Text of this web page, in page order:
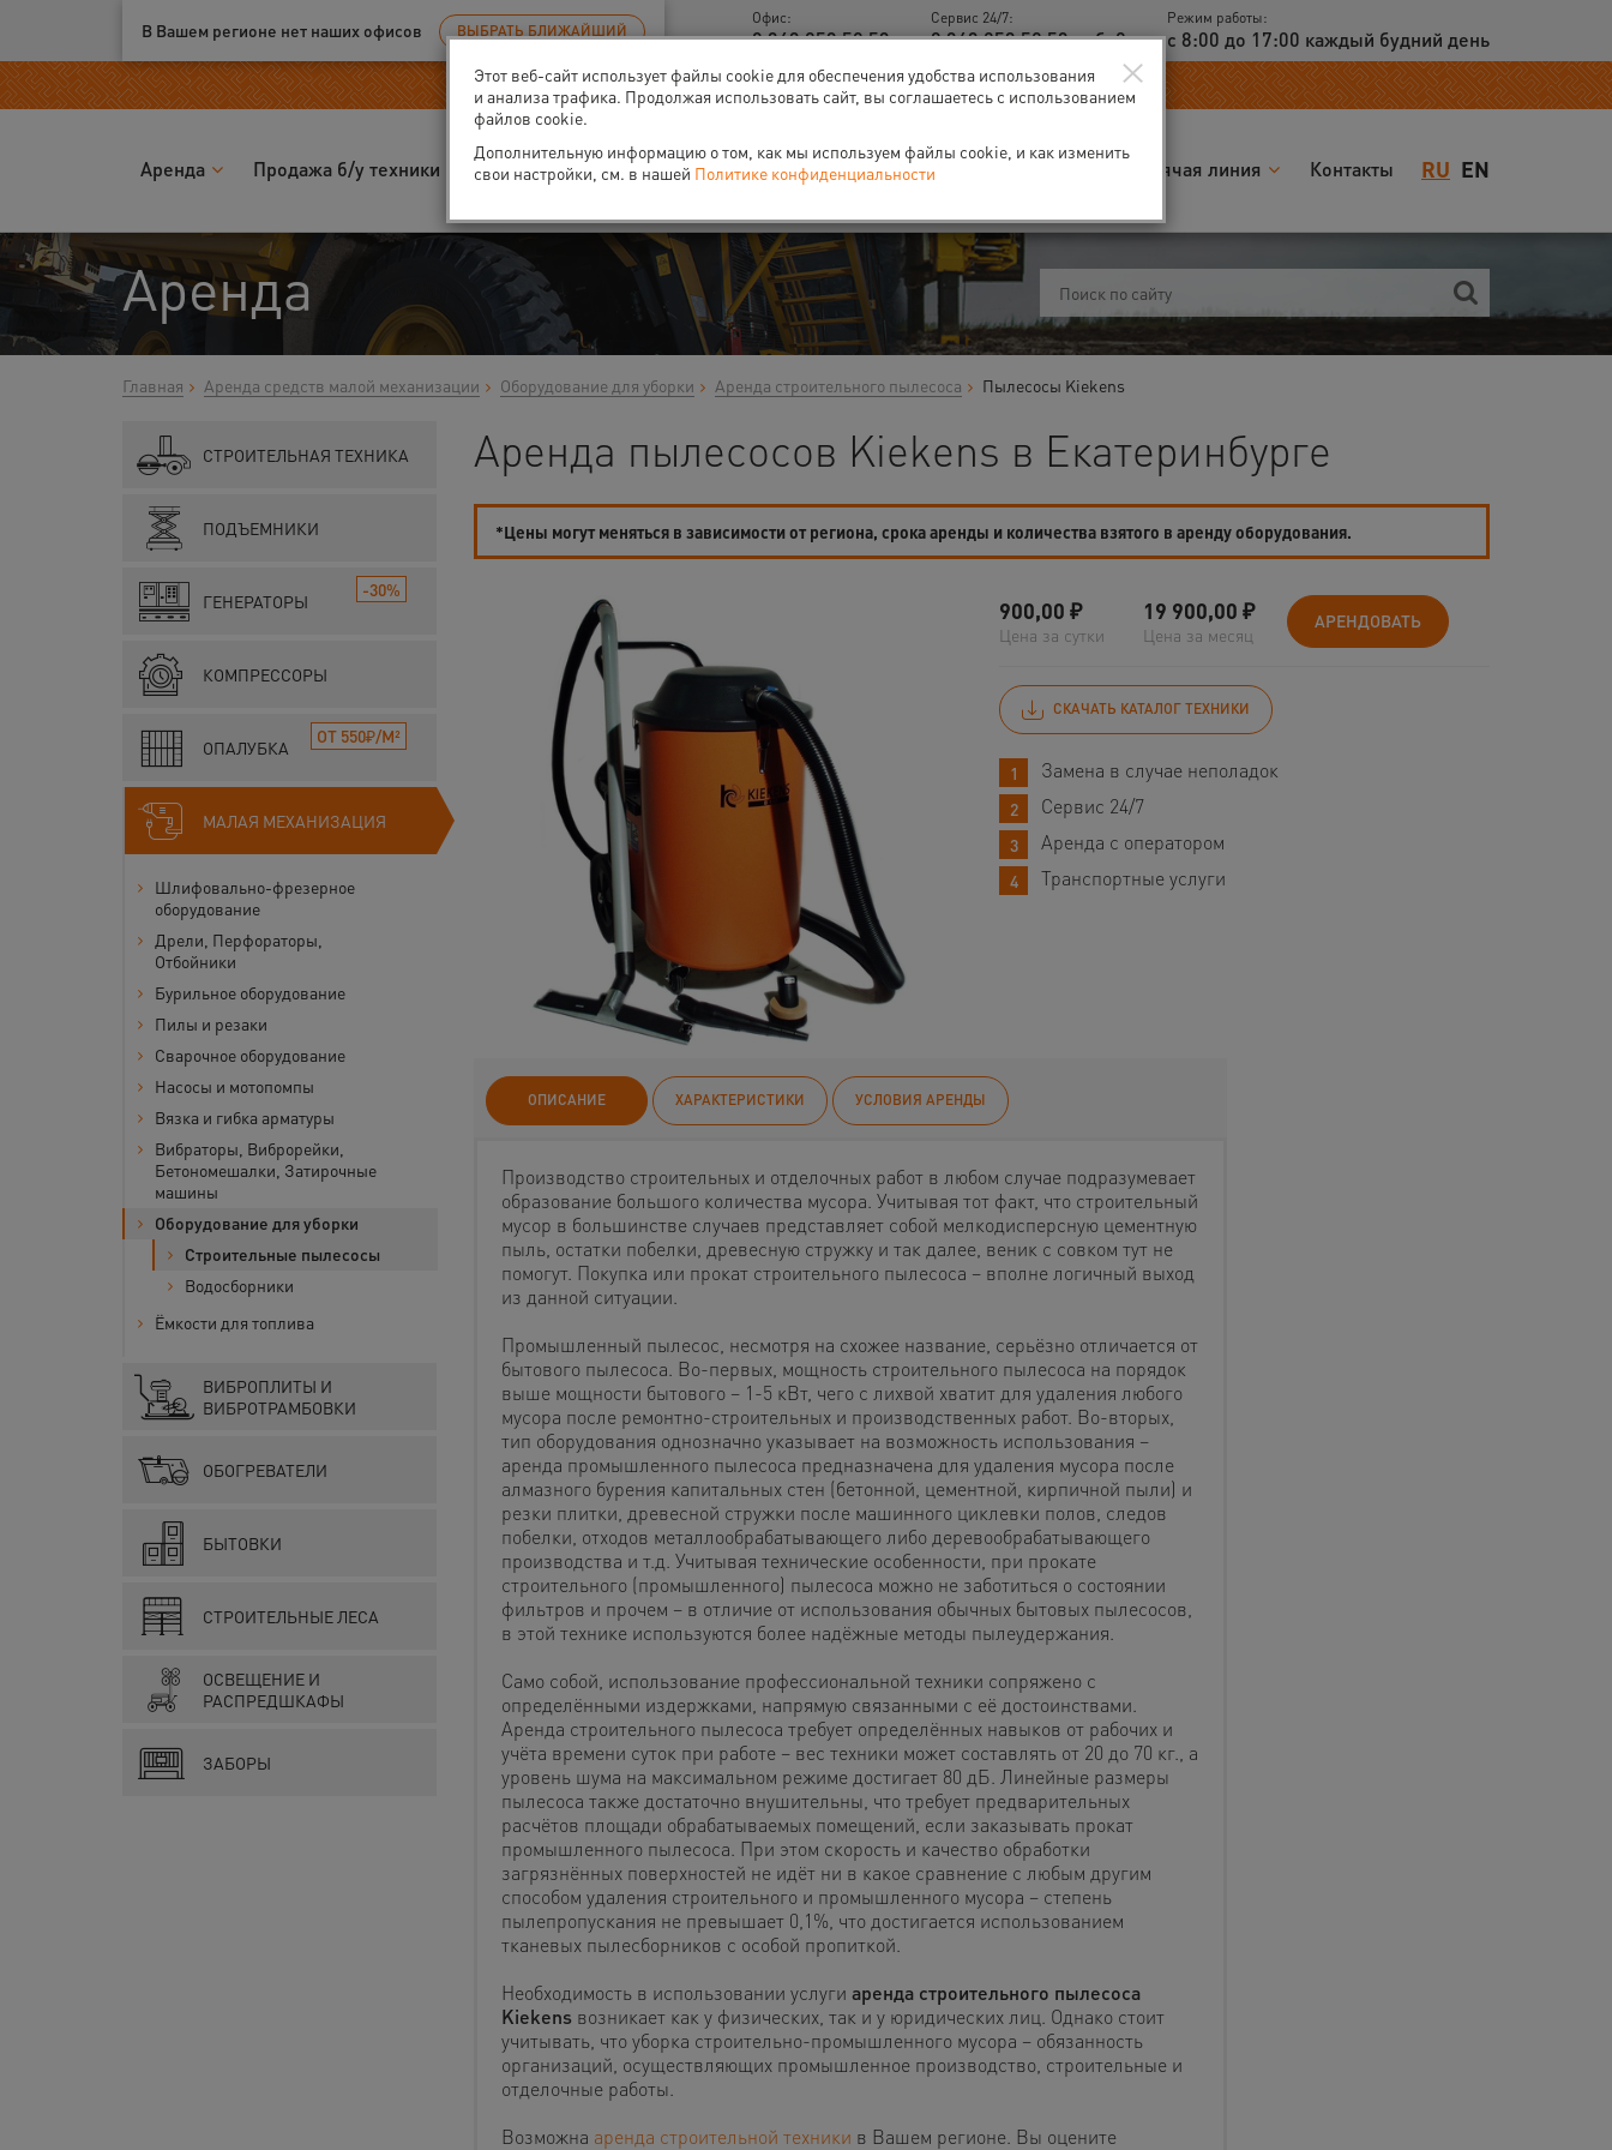
Ваш город:Екатеринбург
В Вашем регионе нет наших офисов ВЫБРАТЬ БЛИЖАЙШИЙ
Офис:
8 343 253 52 53
Сервис 24/7:
8 343 253 52 53 доб. 2
Режим работы:
с 8:00 до 17:00 каждый будний день
RU EN
Аренда Продажа б/у техники Запчасти О нас События Горячая линия Контакты
Аренда
Главная Аренда средств малой механизации Оборудование для уборки Аренда строительного пылесоса Пылесосы Kiekens
СТРОИТЕЛЬНАЯ ТЕХНИКА
ПОДЪЕМНИКИ
ГЕНЕРАТОРЫ
-30%
КОМПРЕССОРЫ
ОПАЛУБКА
ОТ 550₽/М²
МАЛАЯ МЕХАНИЗАЦИЯ
Шлифовально-фрезерное
оборудование
Дрели, Перфораторы,
Отбойники
Бурильное оборудование
Пилы и резаки
Сварочное оборудование
Насосы и мотопомпы
Вязка и гибка арматуры
Вибраторы, Виброрейки,
Бетономешалки, Затирочные
машины
Оборудование для уборки
Строительные пылесосы
Водосборники
Ёмкости для топлива
ВИБРОПЛИТЫ И
ВИБРОТРАМБОВКИ
ОБОГРЕВАТЕЛИ
БЫТОВКИ
СТРОИТЕЛЬНЫЕ ЛЕСА
ОСВЕЩЕНИЕ И
РАСПРЕДШКАФЫ
ЗАБОРЫ
Аренда пылесосов Kiekens в Екатеринбурге
*Цены могут меняться в зависимости от региона, срока аренды и количества взятого в аренду оборудования.
900,00 ₽
Цена за сутки
19 900,00 ₽
Цена за месяц
АРЕНДОВАТЬ
СКАЧАТЬ КАТАЛОГ ТЕХНИКИ
Замена в случае неполадок
Сервис 24/7
Аренда с оператором
Транспортные услуги
ОПИСАНИЕ ХАРАКТЕРИСТИКИ УСЛОВИЯ АРЕНДЫ
Производство строительных и отделочных работ в любом случае подразумевает
образование большого количества мусора. Учитывая тот факт, что строительный
мусор в большинстве случаев представляет собой мелкодисперсную цементную
пыль, остатки побелки, древесную стружку и так далее, веник с совком тут не
помогут. Покупка или прокат строительного пылесоса – вполне логичный выход
из данной ситуации.
Промышленный пылесос, несмотря на схожее название, серьёзно отличается от
бытового пылесоса. Во-первых, мощность строительного пылесоса на порядок
выше мощности бытового – 1-5 кВт, чего с лихвой хватит для удаления любого
мусора после ремонтно-строительных и производственных работ. Во-вторых,
тип оборудования однозначно указывает на возможность использования –
аренда промышленного пылесоса предназначена для удаления мусора после
алмазного бурения капитальных стен (бетонной, цементной, кирпичной пыли) и
резки плитки, древесной стружки после машинного циклевки полов, следов
побелки, отходов металлообрабатывающего либо деревообрабатывающего
производства и т.д. Учитывая технические особенности, при прокате
строительного (промышленного) пылесоса можно не заботиться о состоянии
фильтров и прочем – в отличие от использования обычных бытовых пылесосов,
в этой технике используются более надёжные методы пылеудержания.
Само собой, использование профессиональной техники сопряжено с
определёнными издержками, напрямую связанными с её достоинствами.
Аренда строительного пылесоса требует определённых навыков от рабочих и
учёта времени суток при работе – вес техники может составлять от 20 до 70 кг., а
уровень шума на максимальном режиме достигает 80 дБ. Линейные размеры
пылесоса также достаточно внушительны, что требует предварительных
расчётов площади обрабатываемых помещений, если заказывать прокат
промышленного пылесоса. При этом скорость и качество обработки
загрязнённых поверхностей не идёт ни в какое сравнение с любым другим
способом удаления строительного и промышленного мусора – степень
пылепропускания не превышает 0,1%, что достигается использованием
тканевых пылесборников с особой пропиткой.
Необходимость в использовании услуги аренда строительного пылесоса
Kiekensвозникает как у физических, так и у юридических лиц. Однако стоит
учитывать, что уборка строительно-промышленного мусора – обязанность
организаций, осуществляющих промышленное производство, строительные и
отделочные работы.
Возможна аренда строительной техники в Вашем регионе. Вы оцените
×
Этот веб-сайт использует файлы cookie для обеспечения удобства использования
и анализа трафика. Продолжая использовать сайт, вы соглашаетесь с использованием
файлов cookie.
Дополнительную информацию о том, как мы используем файлы cookie, и как изменить
свои настройки, см. в нашей Политике конфиденциальности